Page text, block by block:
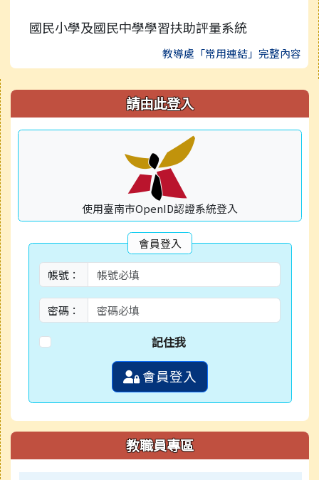
國民小學及國民中學學習扶助評量系統
教導處「常用連結」完整內容
右邊區域內容 請由此登入
使用臺南市OpenID認證系統登入
會員登入
帳號：
密碼：
記住我
會員登入
教職員專區